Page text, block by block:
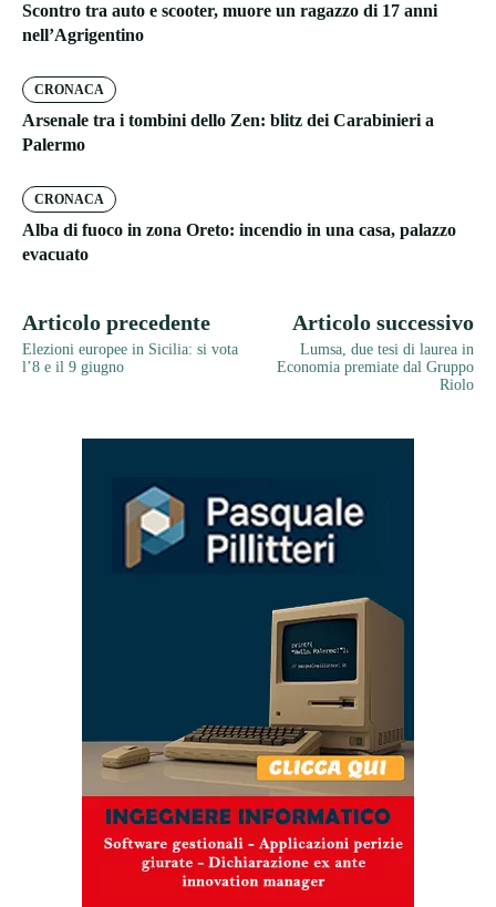
Scontro tra auto e scooter, muore un ragazzo di 17 anni
nell’Agrigentino
CRONACA
Arsenale tra i tombini dello Zen: blitz dei Carabinieri a
Palermo
CRONACA
Alba di fuoco in zona Oreto: incendio in una casa, palazzo
evacuato
Articolo precedente
Elezioni europee in Sicilia: si vota
l’8 e il 9 giugno
Articolo successivo
Lumsa, due tesi di laurea in
Economia premiate dal Gruppo
Riolo